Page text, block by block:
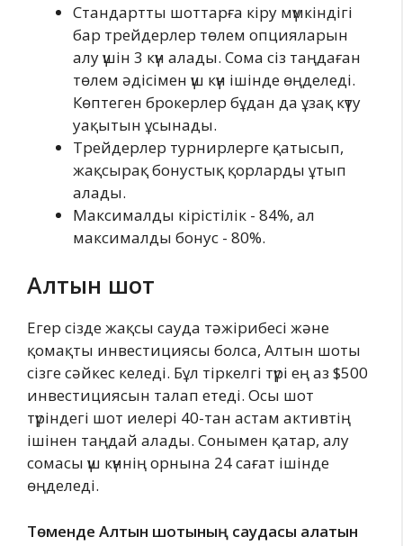
Стандартты шоттарға кіру мүмкіндігі
бар трейдерлер төлем опцияларын
алу үшін 3 күн алады. Сома сіз таңдаған
төлем әдісімен үш күн ішінде өңделеді.
Көптеген брокерлер бұдан да ұзақ күту
уақытын ұсынады.
Трейдерлер турнирлерге қатысып,
жақсырақ бонустық қорларды ұтып
алады.
Максималды кірістілік - 84%, ал
максималды бонус - 80%.
Алтын шот
Егер сізде жақсы сауда тәжірибесі және
қомақты инвестициясы болса, Алтын шоты
сізге сәйкес келеді. Бұл тіркелгі түрі ең аз $500
инвестициясын талап етеді. Осы шот
түріндегі шот иелері 40-тан астам активтің
ішінен таңдай алады. Сонымен қатар, алу
сомасы үш күннің орнына 24 сағат ішінде
өңделеді.
Төменде Алтын шотының саудасы алатын